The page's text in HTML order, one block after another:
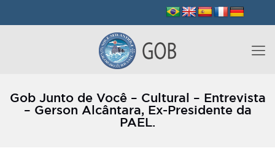
Gob Junto de Você – Cultural – Entrevista
– Gerson Alcântara, Ex-Presidente da
PAEL.